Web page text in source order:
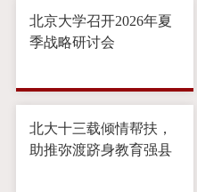
北京大学召开2026年夏
季战略研讨会
北大十三载倾情帮扶，
助推弥渡跻身教育强县